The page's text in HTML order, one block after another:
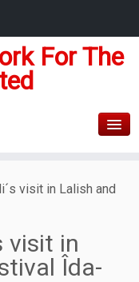
For The
visit in Lalish and
visit in
Îda-